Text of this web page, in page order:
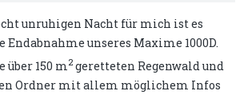
unruhigen Nacht für mich ist es
unseres Maxime 1000D.
150 m2 geretteten Regenwald und
Ordner mit allem möglichem Infos